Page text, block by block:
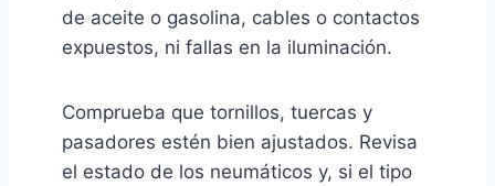
de aceite o gasolina, cables o contactos
expuestos, ni fallas en la iluminación.
Comprueba que tornillos, tuercas y
pasadores estén bien ajustados. Revisa
el estado de los neumáticos y, si el tipo